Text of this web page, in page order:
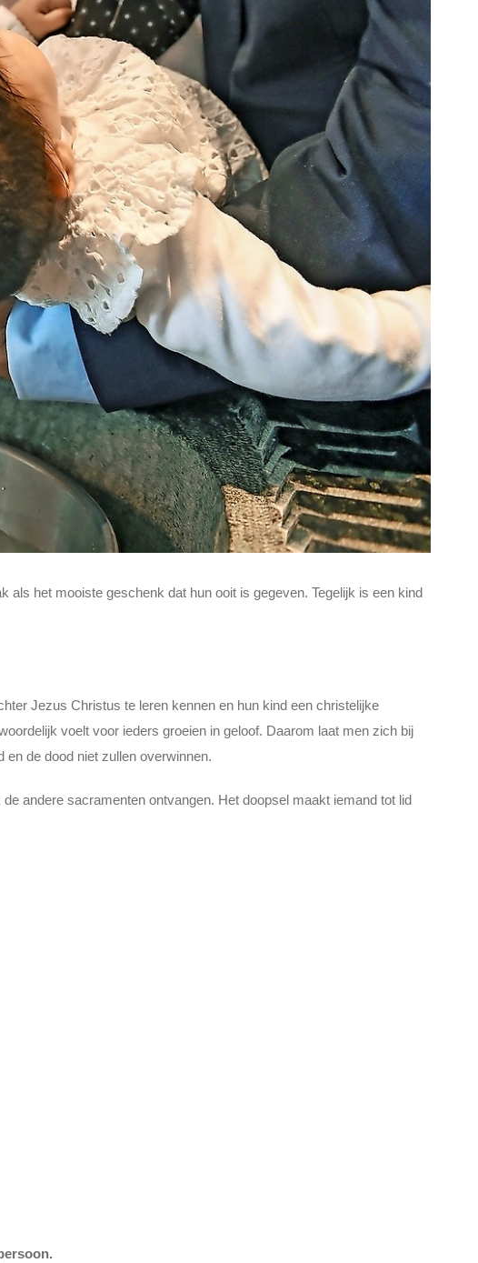
het mooiste geschenk dat hun ooit is gegeven. Tegelijk is een kind
Jezus Christus te leren kennen en hun kind een christelijke
voelt voor ieders groeien in geloof. Daarom laat men zich bij
de dood niet zullen overwinnen.
andere sacramenten ontvangen. Het doopsel maakt iemand tot lid